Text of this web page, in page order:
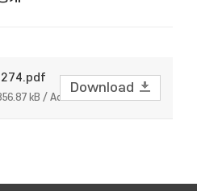
kB / Adobe PDF
Download